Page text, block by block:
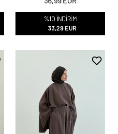
%10 İNDİRİM
33,29 EUR